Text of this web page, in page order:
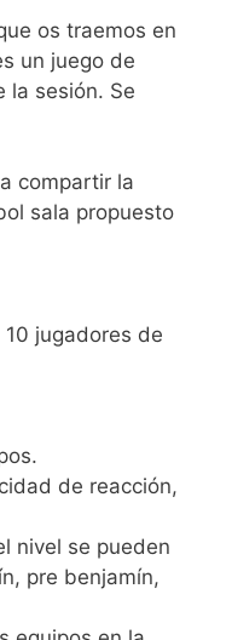
os traemos en
un juego de
la sesión. Se
compartir la
sala propuesto
jugadores de
de reacción,
nivel se pueden
pre benjamín,